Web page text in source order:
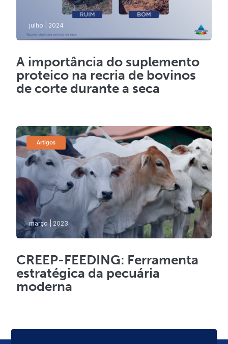
julho | 2024
A importância do suplemento
proteico na recria de bovinos
de corte durante a seca
Artigos
março | 2023
CREEP-FEEDING: Ferramenta
estratégica da pecuária
moderna